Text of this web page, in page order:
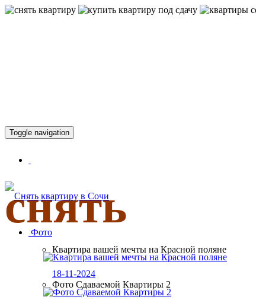
снять
Toggle navigation
Фото
Квартира вашей мечты на Красной поляне
18-11-2024
Фото Сдаваемой Квартиры 2